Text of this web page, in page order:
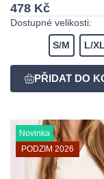
478 Kč
Dostupné velikosti:
S/M L/
Novinka
PODZIM 2026